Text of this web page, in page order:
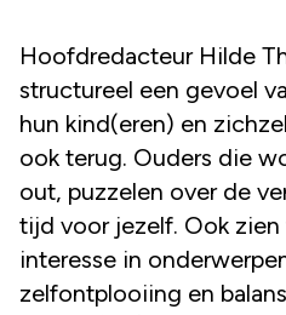
Hoofdredacteur Hilde
structureel een gevoel
hun kind(eren) en
ook terug. Ouders die
out, puzzelen over de
tijd voor jezelf. Ook
interesse in
zelfontplooiing en